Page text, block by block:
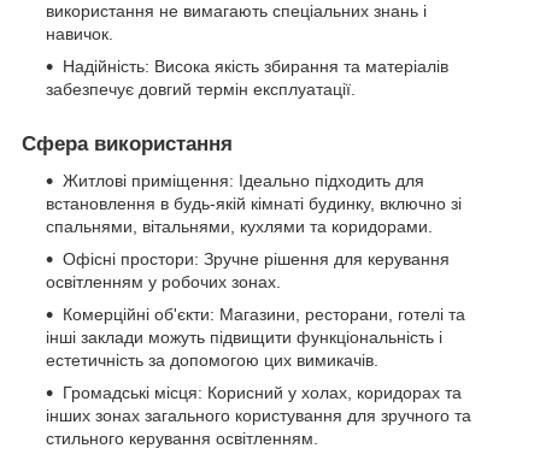
використання не вимагають спеціальних знань і
навичок.
Надійність: Висока якість збирання та матеріалів
забезпечує довгий термін експлуатації.
Сфера використання
Житлові приміщення: Ідеально підходить для
встановлення в будь-якій кімнаті будинку, включно зі
спальнями, вітальнями, кухлями та коридорами.
Офісні простори: Зручне рішення для керування
освітленням у робочих зонах.
Комерційні об'єкти: Магазини, ресторани, готелі та
інші заклади можуть підвищити функціональність і
естетичність за допомогою цих вимикачів.
Громадські місця: Корисний у холах, коридорах та
інших зонах загального користування для зручного та
стильного керування освітленням.